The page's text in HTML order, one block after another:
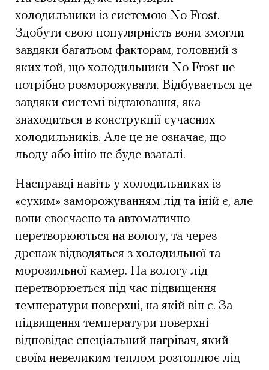
холодильники із системою No Frost.
Здобути свою популярність вони змогли
завдяки багатьом факторам, головний з
яких той, що холодильники No Frost не
потрібно розморожувати. Відбувається це
завдяки системі відтаювання, яка
знаходиться в конструкції сучасних
холодильників. Але це не означає, що
льоду або інію не буде взагалі.
Насправді навіть у холодильниках із
«сухим» заморожуванням лід та іній є, але
вони своєчасно та автоматично
перетворюються на вологу, та через
дренаж відводяться з холодильної та
морозильної камер. На вологу лід
перетворюється під час підвищення
температури поверхні, на якій він є. За
підвищення температури поверхні
відповідає спеціальний нагрівач, який
своїм невеликим теплом розтоплює лід